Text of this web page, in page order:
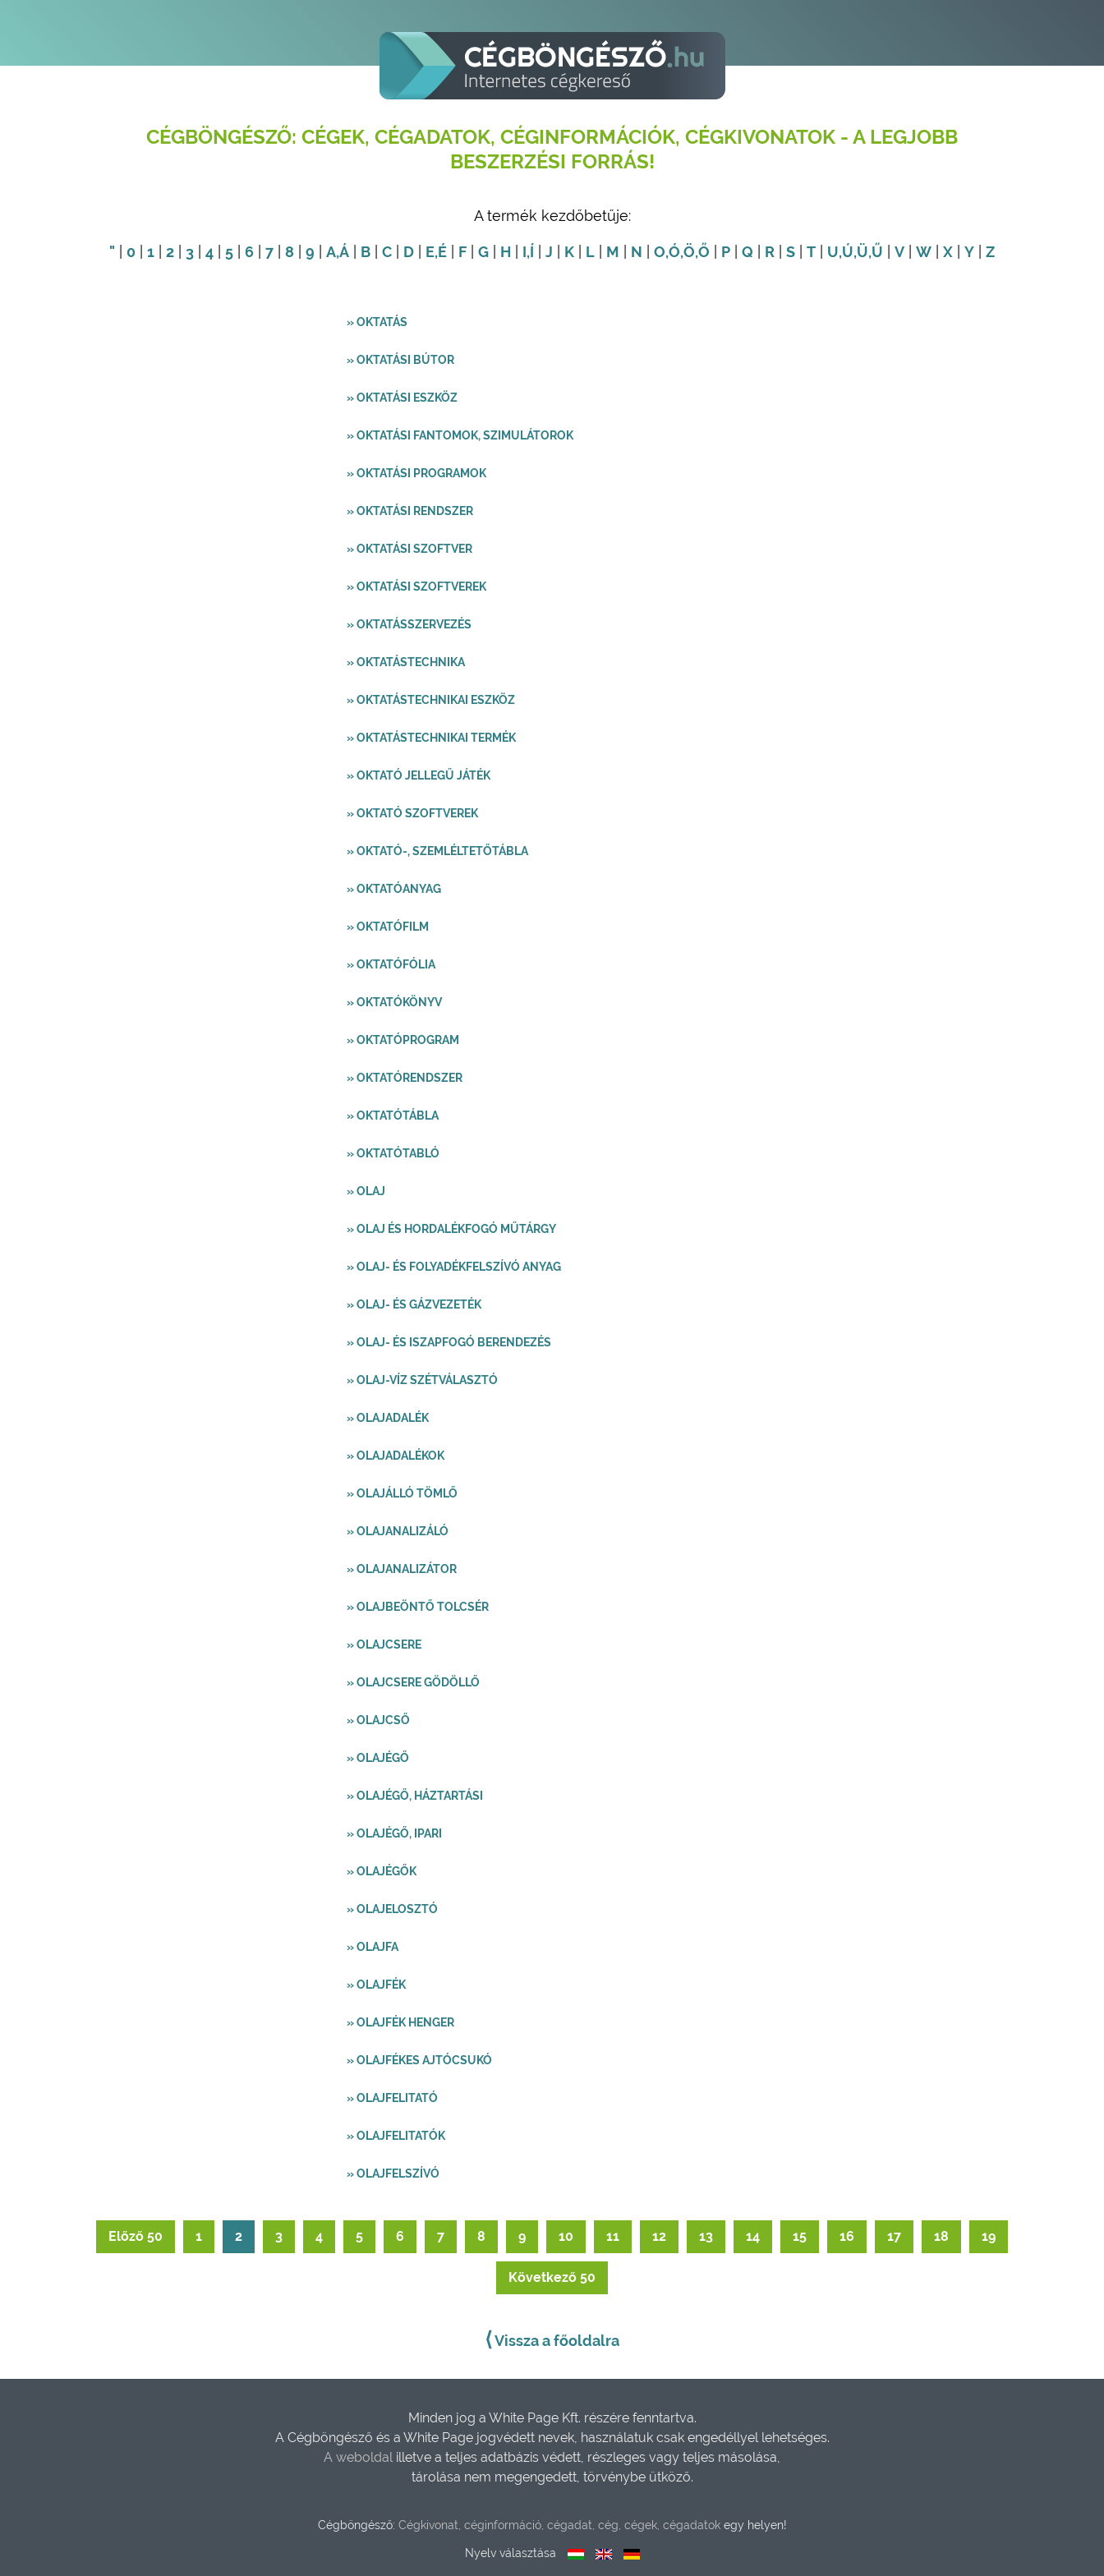
CÉGBÖNGÉSZŐ: CÉGEK, CÉGADATOK, CÉGINFORMÁCIÓK, CÉGKIVONATOK - A LEGJOBB
BESZERZÉSI FORRÁS!
A termék kezdőbetűje:
" 0 1 2 3 4 5 6 7 8 9 A,Á B C D E,É F G H I,Í J K L M N O,Ó,Ö,Ő P Q R S T U,Ú,Ü,Ű V W X Y Z
» OKTATÁS
» OKTATÁSI BÚTOR
» OKTATÁSI ESZKÖZ
» OKTATÁSI FANTOMOK, SZIMULÁTOROK
» OKTATÁSI PROGRAMOK
» OKTATÁSI RENDSZER
» OKTATÁSI SZOFTVER
» OKTATÁSI SZOFTVEREK
» OKTATÁSSZERVEZÉS
» OKTATÁSTECHNIKA
» OKTATÁSTECHNIKAI ESZKÖZ
» OKTATÁSTECHNIKAI TERMÉK
» OKTATÓ JELLEGŰ JÁTÉK
» OKTATÓ SZOFTVEREK
» OKTATÓ-, SZEMLÉLTETŐTÁBLA
» OKTATÓANYAG
» OKTATÓFILM
» OKTATÓFÓLIA
» OKTATÓKÖNYV
» OKTATÓPROGRAM
» OKTATÓRENDSZER
» OKTATÓTÁBLA
» OKTATÓTABLÓ
» OLAJ
» OLAJ ÉS HORDALÉKFOGÓ MŰTÁRGY
» OLAJ- ÉS FOLYADÉKFELSZÍVÓ ANYAG
» OLAJ- ÉS GÁZVEZETÉK
» OLAJ- ÉS ISZAPFOGÓ BERENDEZÉS
» OLAJ-VÍZ SZÉTVÁLASZTÓ
» OLAJADALÉK
» OLAJADALÉKOK
» OLAJÁLLÓ TÖMLŐ
» OLAJANALIZÁLÓ
» OLAJANALIZÁTOR
» OLAJBEÖNTŐ TOLCSÉR
» OLAJCSERE
» OLAJCSERE GÖDÖLLŐ
» OLAJCSŐ
» OLAJÉGŐ
» OLAJÉGŐ, HÁZTARTÁSI
» OLAJÉGŐ, IPARI
» OLAJÉGŐK
» OLAJELOSZTÓ
» OLAJFA
» OLAJFÉK
» OLAJFÉK HENGER
» OLAJFÉKES AJTÓCSUKÓ
» OLAJFELITATÓ
» OLAJFELITATÓK
» OLAJFELSZÍVÓ
Előző 50 1 2 3 4 5 6 7 8 9 10 11 12 13 14 15 16 17 18 19
Következő 50
⟨Vissza a főoldalra
Minden jog a White Page Kft. részére fenntartva.
A Cégböngésző és a White Page jogvédett nevek, használatuk csak engedéllyel lehetséges.
A weboldal illetve a teljes adatbázis védett, részleges vagy teljes másolása,
tárolása nem megengedett, törvénybe ütköző.
Cégböngésző: Cégkivonat, céginformáció, cégadat, cég, cégek, cégadatokegy helyen!
Nyelv választása